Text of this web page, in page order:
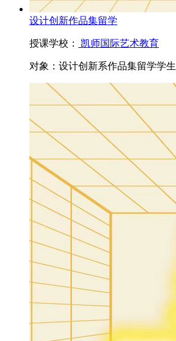
设计创新作品集留学
授课学校： 凯师国际艺术教育
对象： 设计创新系作品集留学学生